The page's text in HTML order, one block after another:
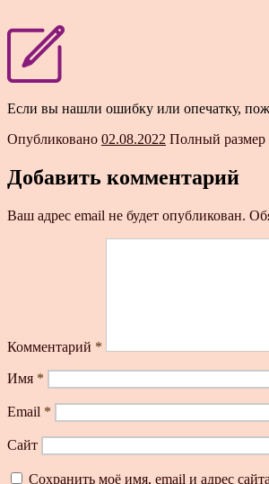
Если вы нашли ошибку или опечатку,
Опубликовано 02.08.2022 Полный размер
Добавить комментарий
Ваш адрес email не будет опубликован.
Комментарий *
Имя *
Email *
Сайт
Сохранить моё имя, email и адрес